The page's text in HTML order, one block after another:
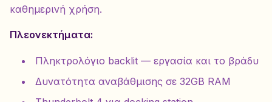
καθημερινή χρήση.
Πλεονεκτήματα:
Πληκτρολόγιο backlit — εργασία και το βράδυ
Δυνατότητα αναβάθμισης σε 32GB RAM